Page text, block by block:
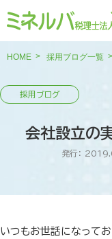
HOME 採用ブログ一覧
会社設立の
発行：
いつもお世話になってお